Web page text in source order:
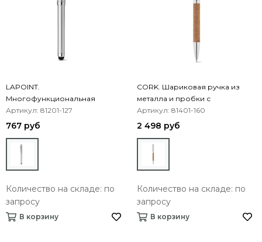
LAPOINT.
Многофункциональная
шариковая ручка из металла
Артикул: 81201-127
767 руб
Количество на складе: по
запросу
В корзину
CORK. Шариковая ручка из
металла и пробки с
поворотным механизмом
Артикул: 81401-160
2 498 руб
Количество на складе: по
запросу
В корзину